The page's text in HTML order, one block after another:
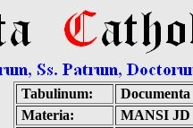
Tabulinum:
Materia:
MANSI